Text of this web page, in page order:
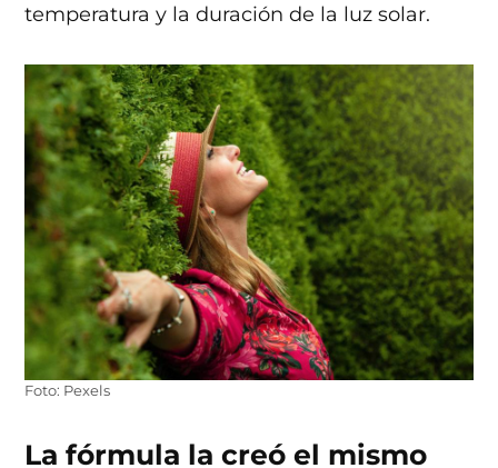
temperatura y la duración de la luz solar.
Foto: Pexels
La fórmula la creó el mismo